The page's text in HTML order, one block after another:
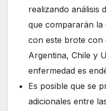
realizando análisis
que compararán la
con este brote con
Argentina, Chile y
enfermedad es
Es posible que se
adicionales entre